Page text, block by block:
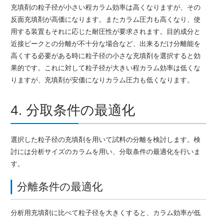
充填剤の粒子径が小さい程カラム効率は高くなりますが、その
反面充填剤が高価になります。またカラム圧力も高くなり、使
用する装置もそれに応じた耐圧性が要求されます。目的成分と
近接ピークとの分離が不十分な場合など、出来るだけ分離能を
高くする必要がある時に粒子径の小さな充填剤を選択すると効
果的です。これに対して粒子径が大きい程カラム効率は低くな
りますが、充填剤が安価になりカラム圧力も低くなります。
4. 分取条件の最適化
選択した粒子径の充填剤を用いて試料の分離を検討します。検
討には分析サイズのカラムを用い、分取条件の最適化を行いま
す。
分離条件の最適化
分析用充填剤に比べて粒子径を大きくすると、カラム効率が低